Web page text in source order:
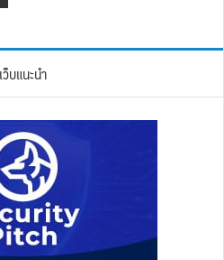
เว็บแนะนำ